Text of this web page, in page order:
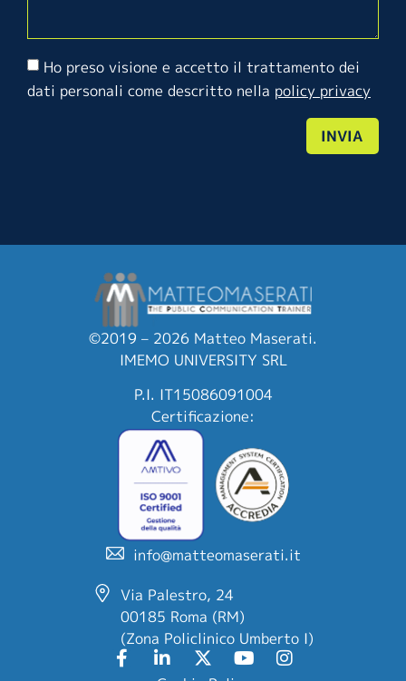
Ho preso visione e accetto il trattamento dei
dati personali come descritto nella policy privacy
INVIA
©2019 – 2026 Matteo Maserati.
IMEMO UNIVERSITY SRL
P.I. IT15086091004
info@matteomaserati.it
Via Palestro, 24
00185 Roma (RM)
(Zona Policlinico Umberto I)
Certificazione: